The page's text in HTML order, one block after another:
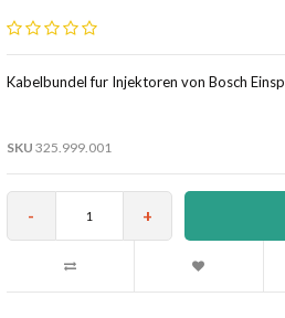
Kabelbundel fur Injektoren von Bosch
SKU 325.999.001
- +